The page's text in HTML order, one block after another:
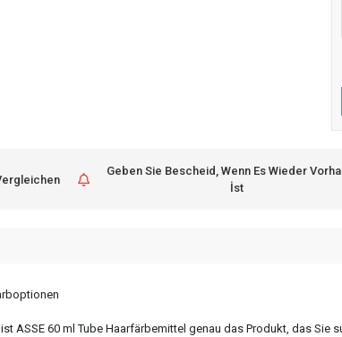
Geben Sie Bescheid, Wenn Es Wieder
İst
ASSE 60 ml Tube Haarfärbemittel genau das Produkt, das Sie